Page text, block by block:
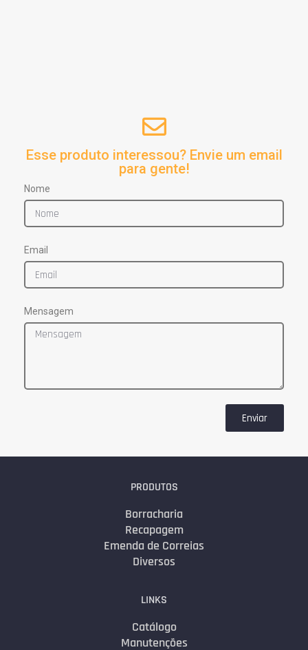
Esse produto interessou? Envie um email
para gente!
Nome
Email
Mensagem
Enviar
PRODUTOS
Borracharia
Recapagem
Emenda de Correias
Diversos
LINKS
Catálogo
Manutenções